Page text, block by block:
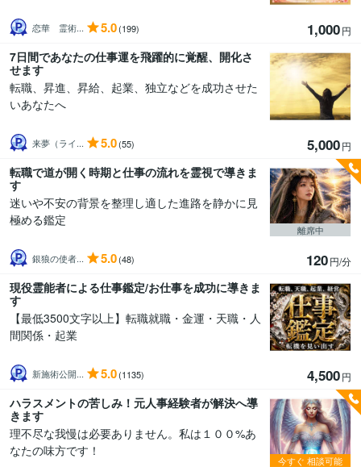
恋華 霊術... 5.0(199) 1,000円
7日間であなたの仕事運を飛躍的に覚醒、開化さ
せます
転職、昇進、昇給、起業、独立などを成功させた
いあなたへ
来夢（ライ... 5.0(55) 5,000円
転職で道が開く時期と仕事の流れを霊視で導きま
す
迷いや不安の背景を整理し適した進路を静かに見
極める鑑定
銀狼の使者... 5.0(48) 120円/分
離席中
現役霊能者による仕事鑑定/お仕事を成功に導きま
す
【最低3500文字以上】転職就職・金運・天職・人
間関係・起業
新施術公開... 5.0(1135) 4,500円
ハラスメントの苦しみ！元人事経験者が解決へ導
きます
理不尽な我慢は必要ありません。私は１００%あ
なたの味方です！
今すぐ 相談可能